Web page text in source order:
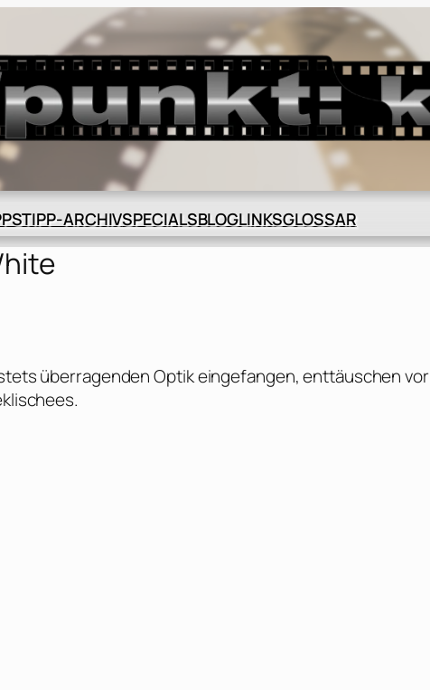
TIPP-ARCHIVSPECIALSBLOGLINKSGLOSSAR
überragenden Optik eingefangen, enttäuschen vor